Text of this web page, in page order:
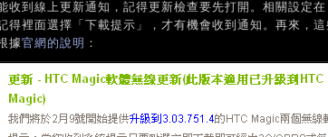
收到線上更新通知，記得更新檢查要先打開。相關設定
得裡面選擇「下載提示」，才有機會收到通知。再來，
據官網的說明 ：